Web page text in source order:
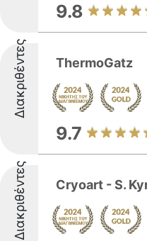
9.8
Διακριθέντες ThermoGatz
9.7
Διακριθέντες Cryoart - S.